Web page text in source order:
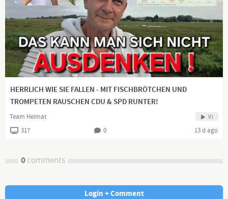
HERRLICH WIE SIE FALLEN - MIT FISCHBRÖTCHEN UND
TROMPETEN RAUSCHEN CDU & SPD RUNTER!
Team Heimat Vi
317 0 13 d ago
0comments
Login + Comment